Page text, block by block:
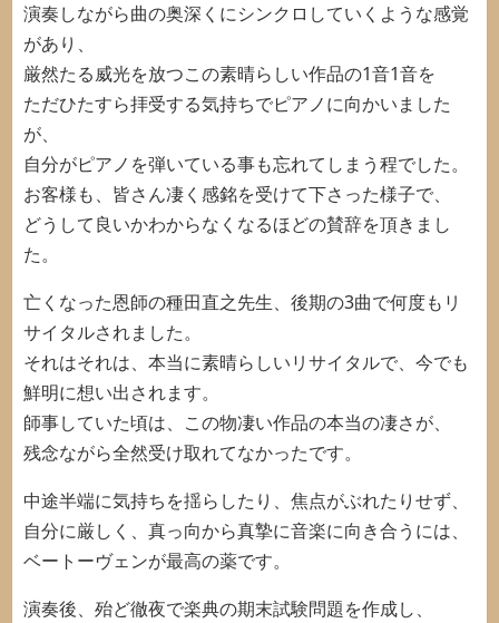
演奏しながら曲の奥深くにシンクロしていくような感覚
があり、
厳然たる威光を放つこの素晴らしい作品の1音1音を
ただひたすら拝受する気持ちでピアノに向かいました
が、
自分がピアノを弾いている事も忘れてしまう程でした。
お客様も、皆さん凄く感銘を受けて下さった様子で、
どうして良いかわからなくなるほどの賛辞を頂きまし
た。
亡くなった恩師の種田直之先生、後期の3曲で何度もリ
サイタルされました。
それはそれは、本当に素晴らしいリサイタルで、今でも
鮮明に想い出されます。
師事していた頃は、この物凄い作品の本当の凄さが、
残念ながら全然受け取れてなかったです。
中途半端に気持ちを揺らしたり、焦点がぶれたりせず、
自分に厳しく、真っ向から真摯に音楽に向き合うには、
ベートーヴェンが最高の薬です。
演奏後、殆ど徹夜で楽典の期末試験問題を作成し、